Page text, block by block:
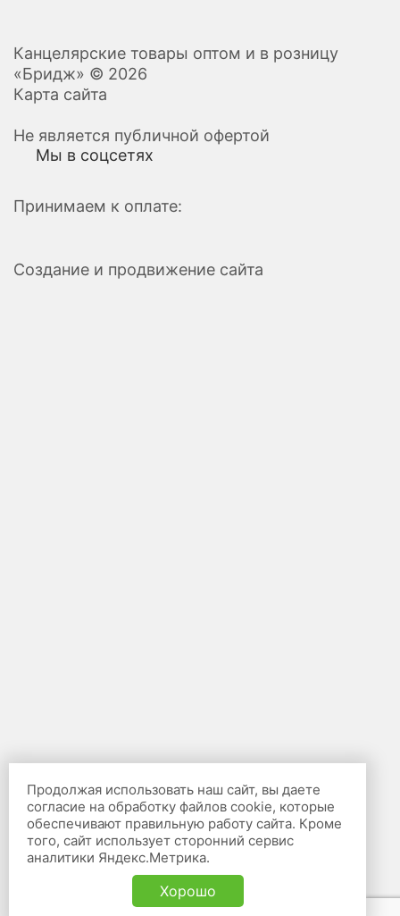
Канцелярские товары оптом и в розницу
«Бридж» © 2026
Карта сайта
Не является публичной офертой
Мы в соцсетях
Принимаем к оплате:
Создание и продвижение сайта
Продолжая использовать наш сайт, вы даете
согласие на обработку файлов cookie, которые
обеспечивают правильную работу сайта. Кроме
того, сайт использует сторонний сервис
аналитики Яндекс.Метрика.
Хорошо